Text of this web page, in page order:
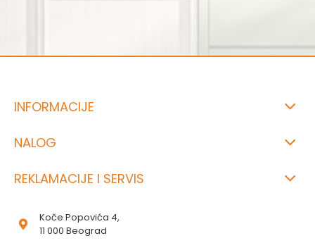
INFORMACIJE
NALOG
REKLAMACIJE I SERVIS
Koče Popovića 4,
11 000 Beograd